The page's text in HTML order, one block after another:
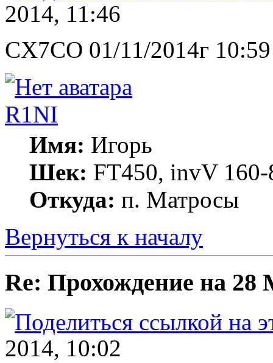
2014, 11:46
CX7CO 01/11/2014г
R1NI
Имя: Игорь
Шек: FT450, invV
Откуда: п. Матросы
Вернуться к началу
Re: Прохождение на 28
2014, 10:02